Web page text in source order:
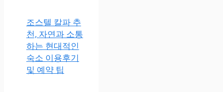
조스텔 칼파 추
천, 자연과 소통
하는 현대적인
숙소 이용후기
및 예약 팁